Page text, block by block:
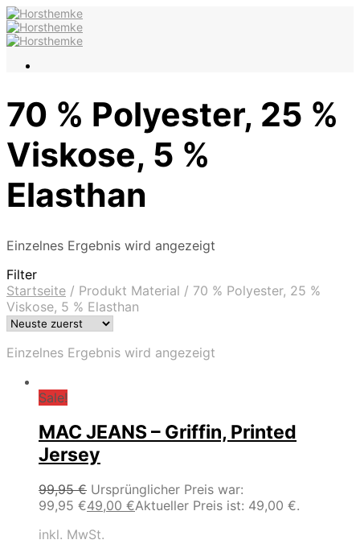
70 % Polyester, 25 %
Viskose, 5 %
Elasthan
Einzelnes Ergebnis wird angezeigt
Filter
Startseite / Produkt Material / 70 % Polyester, 25 %
Viskose, 5 % Elasthan
Einzelnes Ergebnis wird angezeigt
Sale!
MAC JEANS – Griffin, Printed
Jersey
99,95€ Ursprünglicher Preis war:
99,95 €49,00 €Aktueller Preis ist: 49,00 €.
inkl. MwSt.